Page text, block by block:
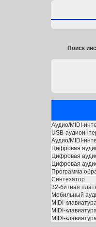
Поиск
Аудио/MIDI-
USB-
Аудио/MIDI-
Цифровая
Цифровая
Цифровая
Программа
Синтезатор
32-битная
Мобильный
MIDI-
MIDI-
MIDI-